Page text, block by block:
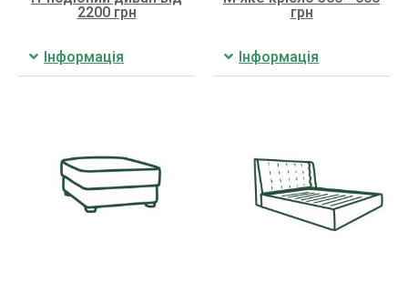
2200 грн
Інформація
грн
Інформація